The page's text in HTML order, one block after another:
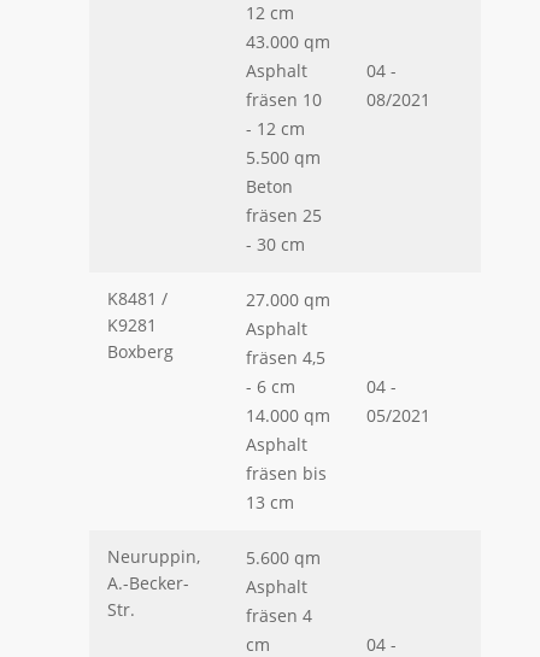
12 cm
43.000 qm
Asphalt
fräsen 10
- 12 cm
5.500 qm
Beton
fräsen 25
- 30 cm
04 -
08/2021
K8481 /
K9281
Boxberg
27.000 qm
Asphalt
fräsen 4,5
- 6 cm
14.000 qm
Asphalt
fräsen bis
13 cm
04 -
05/2021
Neuruppin,
A.-Becker-
Str.
5.600 qm
Asphalt
fräsen 4
cm
04 -